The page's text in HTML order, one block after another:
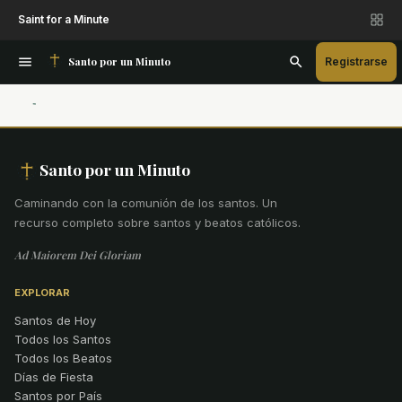
Saint for a Minute
Santo por un Minuto Registrarse
Santo por un Minuto
Caminando con la comunión de los santos. Un
recurso completo sobre santos y beatos católicos.
Ad Maiorem Dei Gloriam
EXPLORAR
Santos de Hoy
Todos los Santos
Todos los Beatos
Días de Fiesta
Santos por País